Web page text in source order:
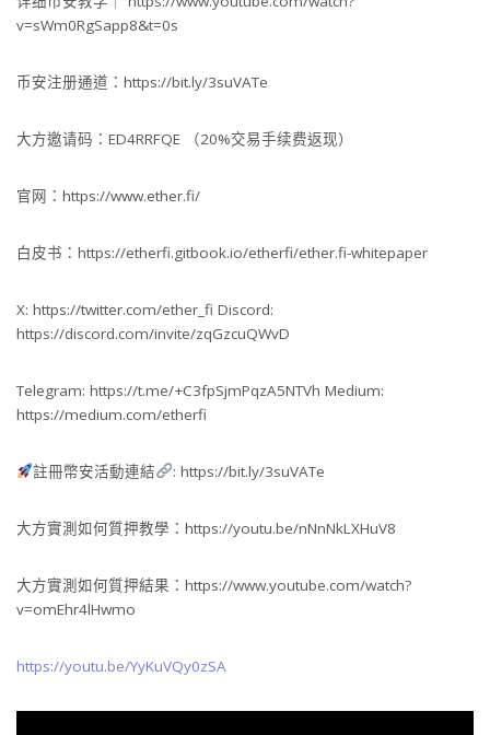
v=sWm0RgSapp8&t=0s
币安注册通道：https://bit.ly/3suVATe
大方邀请码：ED4RRFQE （20%交易手续费返现）
官网：https://www.ether.fi/
白皮书：https://etherfi.gitbook.io/etherfi/ether.fi-whitepaper
X: https://twitter.com/ether_fi Discord:
https://discord.com/invite/zqGzcuQWvD
Telegram: https://t.me/+C3fpSjmPqzA5NTVh Medium:
https://medium.com/etherfi
註冊幣安活動連結 : https://bit.ly/3suVATe
大方實測如何質押教學：https://youtu.be/nNnNkLXHuV8
大方實測如何質押結果：https://www.youtube.com/watch?
v=omEhr4lHwmo
https://youtu.be/YyKuVQy0zSA